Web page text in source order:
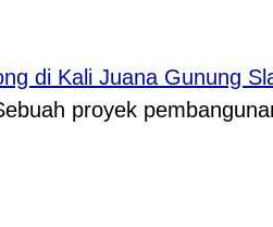
di Kali Juana Gunung
proyek